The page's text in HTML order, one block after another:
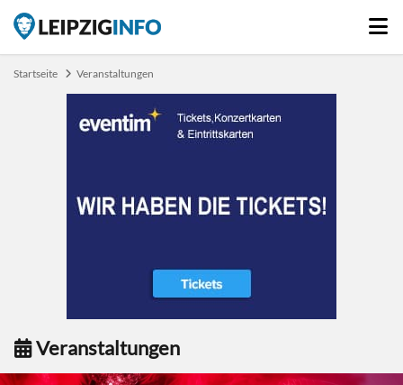
Startseite Veranstaltungen
Veranstaltungen